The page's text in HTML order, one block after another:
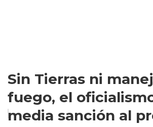
Sin Tierras ni
fuego, el
media sanción al